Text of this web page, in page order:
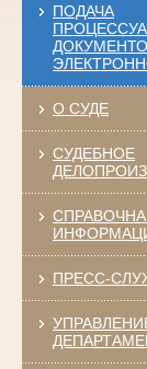
ПОДАЧА
О СУДЕ
СУДЕБНОЕ
ПРЕСС-